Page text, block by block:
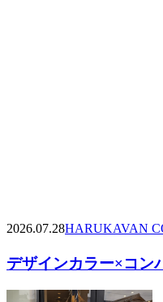
2026.07.28HARUKAVAN
デザインカラー×コン